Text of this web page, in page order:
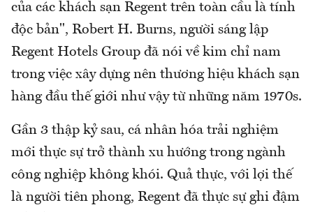
của các khách sạn Regent trên toàn cầu là tính
độc bản", Robert H. Burns, người sáng lập
Regent Hotels Group đã nói về kim chỉ nam
trong việc xây dựng nên thương hiệu khách sạn
hàng đầu thế giới như vậy từ những năm 1970s.
Gần 3 thập kỷ sau, cá nhân hóa trải nghiệm
mới thực sự trở thành xu hướng trong ngành
công nghiệp không khói. Quả thực, với lợi thế
là người tiên phong, Regent đã thực sự ghi đậm